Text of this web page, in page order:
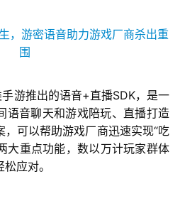
游推出的语音+直播SDK，是一
语音聊天和游戏陪玩、直播打造
可以帮助游戏厂商迅速实现“吃
大重点功能，数以万计玩家群体
应对。